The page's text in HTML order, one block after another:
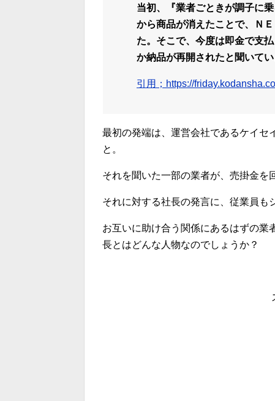
当初、『業者ごときが調子に
から商品が消えたことで、Ｎ
た。そこで、今度は即金で支
か納品が再開されたと聞いてい
引用；https://
最初の発端は、運営会社であるケイセ
と。
それを聞いた一部の業者が、売掛金を
それに対する社長の発言に、従業員も
お互いに助け合う関係にあるはずの業
長とはどんな人物なのでしょうか？